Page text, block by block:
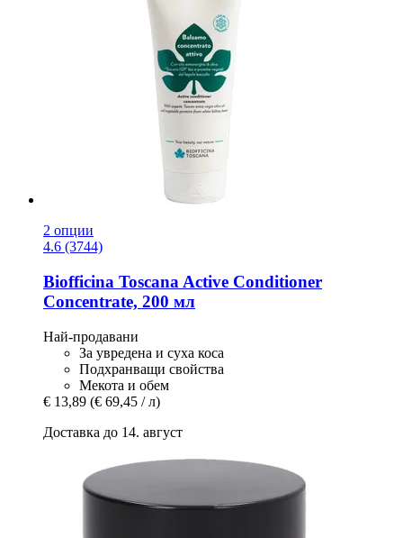
2 опции
4.6 (3744)
Biofficina Toscana Active Conditioner
Concentrate, 200 мл
Най-продавани
За увредена и суха коса
Подхранващи свойства
Мекота и обем
€ 13,89 (€ 69,45 / л)
Доставка до 14. август